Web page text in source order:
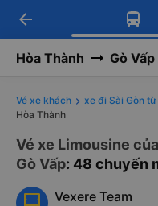
Tải app
Nhận ưu
Tải app
-30k/ghế
arrow_back
Hòa Thành Gò Vấp
Vé xe khách xe đi Sài Gòn
Hòa Thành
Vé xe Limousine
Gò Vấp: 48 chuyến
Vexere Team